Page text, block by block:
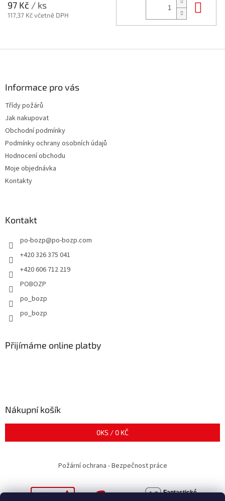
97 Kč / ks
117,37 Kč včetně DPH
Informace pro vás
Třídy požárů
Jak nakupovat
Obchodní podmínky
Podmínky ochrany osobních údajů
Hodnocení obchodu
Moje objednávka
Kontakty
Kontakt
po-bozp@po-bozp.com
+420 326 375 041
+420 606 712 219
POBOZP
po_bozp
po_bozp
Přijímáme online platby
Nákupní košík
0KS / 0 KČ
Požární ochrana - Bezpečnost práce